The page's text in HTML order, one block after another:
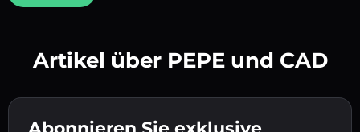
Gib deine Krypto-Wallet-Adresse ein 👉 fahre
Artikel über PEPE und CAD